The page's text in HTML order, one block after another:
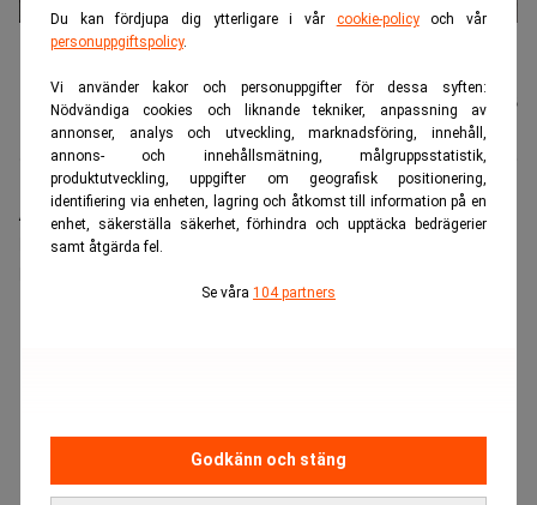
Du kan fördjupa dig ytterligare i vår cookie-policyoch vår
personuppgiftspolicy.
Vi använder kakor och personuppgifter för dessa syften:
Nödvändiga cookies och liknande tekniker, anpassning av
annonser, analys och utveckling, marknadsföring, innehåll,
annons- och innehållsmätning, målgruppsstatistik,
produktutveckling, uppgifter om geografisk positionering,
identifiering via enheten, lagring och åtkomst till information på en
enhet, säkerställa säkerhet, förhindra och upptäcka bedrägerier
samt åtgärda fel.
Se våra 104 partners
Godkänn och stäng
Det har varit svårare än väntat att skapa nya jobb i städer, tyder
Johannes
Stenlund
Publicerad:11 juli 2026
Arbetsmarknaden i Kina har inte stärkts som landet
har velat. Nu tar man bort ett mål som tidigare har